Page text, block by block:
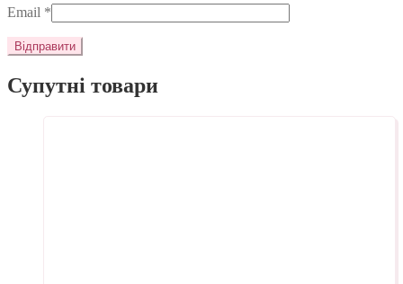
Email *
Супутні товари